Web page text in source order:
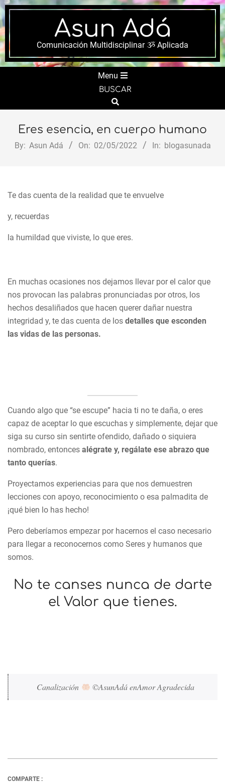
Skip
to
content
Asun Adá
Comunicación Multidisciplinar ૐ Aplicada
Menu
BUSCAR
Search
Eres esencia, en cuerpo humano
By: Asun Adá On: 02/05/2022 In: blogasunada
Te das cuenta de la realidad que te envuelve
y, recuerdas
la humildad que viviste, lo que eres.
En muchas ocasiones nos dejamos llevar por el calor que
nos provocan las palabras pronunciadas por otros, los
hechos desaliñados que hacen querer dañar nuestra
integridad y, te das cuenta de los detalles que esconden
las vidas de las personas.
Cuando algo que “se escupe” hacia ti no te daña, o eres
capaz de aceptar lo que escuchas y simplemente, dejar que
siga su curso sin sentirte ofendido, dañado o siquiera
nombrado, entonces alégrate y, regálate ese abrazo que
tanto querías.
Proyectamos experiencias para que nos demuestren
lecciones con apoyo, reconocimiento o esa palmadita de
¡qué bien lo has hecho!
Pero deberíamos empezar por hacernos el caso necesario
para llegar a reconocernos como Seres y humanos que
somos.
No te canses nunca de darte
el Valor que tienes.
Canalización ©AsunAdá enAmor Agradecida
COMPARTE :